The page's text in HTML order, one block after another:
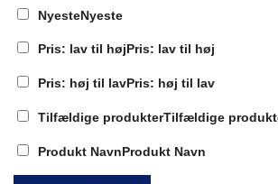
NyesteNyeste
Pris: lav til højPris: lav til høj
Pris: høj til lavPris: høj til lav
Tilfældige produkterTilfældige
Produkt NavnProdukt Navn